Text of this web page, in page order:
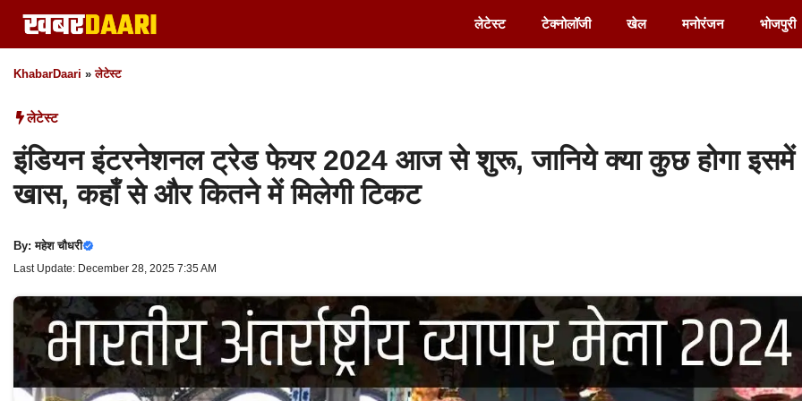
Skip
to
content
लेटेस्ट टेक्नोलॉजी खेल मनोरंजन भोजपुरी
KhabarDaari »लेटेस्ट
लेटेस्ट
इंडियन इंटरनेशनल ट्रेड फेयर 2024 आज से शुरू, जानिये क्या कुछ होगा इसमें
खास, कहाँ से और कितने में मिलेगी टिकट
By:महेश चौधरी
Last Update: December 28, 2025 7:35 AM